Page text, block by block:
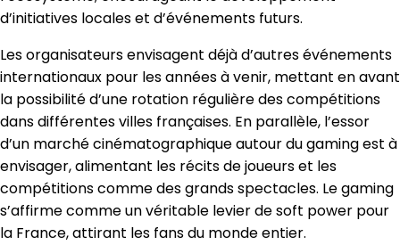
d’initiatives locales et d’événements futurs.
Les organisateurs envisagent déjà d’autres événements
internationaux pour les années à venir, mettant en avant
la possibilité d’une rotation régulière des compétitions
dans différentes villes françaises. En parallèle, l’essor
d’un marché cinématographique autour du gaming est à
envisager, alimentant les récits de joueurs et les
compétitions comme des grands spectacles. Le gaming
s’affirme comme un véritable levier de soft power pour
la France, attirant les fans du monde entier.